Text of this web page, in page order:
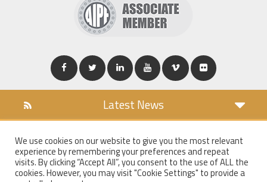
Latest News
COOKIES POLICY
PRIVACY POLICY
WT MAIL
We use cookies on our website to give you the most relevant
experience by remembering your preferences and repeat
visits. By clicking “Accept All”, you consent to the use of ALL the
cookies. However, you may visit "Cookie Settings" to provide a